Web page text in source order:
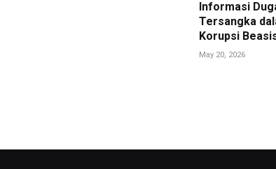
Informasi
Tersangka
Korupsi
May 20, 2026